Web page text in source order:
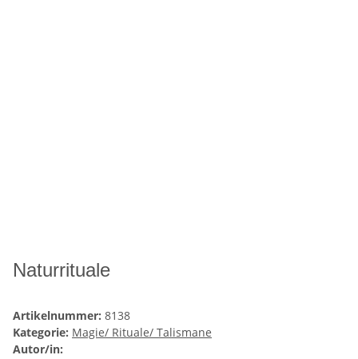
Naturrituale
Artikelnummer: 8138
Kategorie: Magie/ Rituale/ Talismane
Autor/in: